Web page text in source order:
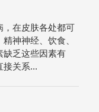
，在皮肤各处都可
神神经、饮食、
缺乏这些因素有
接关系...